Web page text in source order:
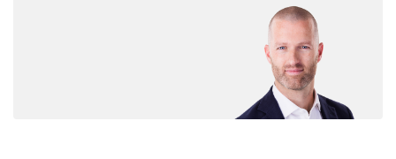
In totaal zijn er 194 appartementen en penthouses op
eigen grond te koop. De appartementen beginnen bij
circa 55 m² woonplezier. De verkoopprijzen beginnen
vanaf circa € 325.000,- vrij op naam. Dit is inclusief een
vaste parkeerplaats in de garage. Alle appartementen